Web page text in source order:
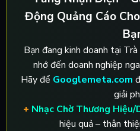
Động Quảng Cáo
Bạn đang kinh doanh tại
nhớ đến doanh nghiệp
Hãy để Googlemeta.com
giải
+ Nhạc Chờ Thương
hiệu quả – thân